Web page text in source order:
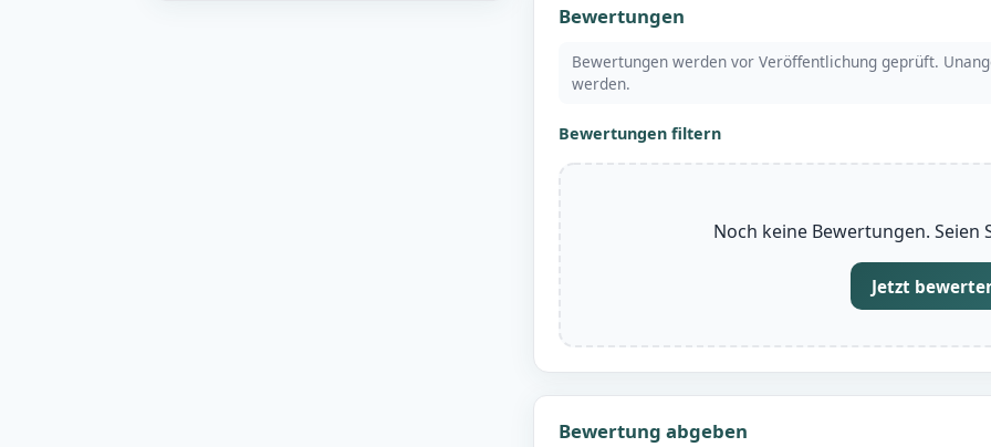
Bewertungen
Bewertungen werden vor Veröffentlichung geprüft.
werden.
Bewertungen filtern
Noch keine Bewertungen. Seien
Jetzt
Bewertung abgeben